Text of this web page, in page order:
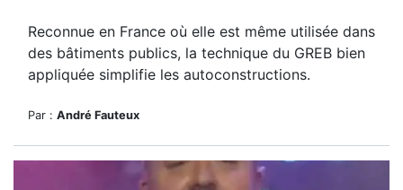
Reconnue en France où elle est même utilisée dans
des bâtiments publics, la technique du GREB bien
appliquée simplifie les autoconstructions.
Par : André Fauteux